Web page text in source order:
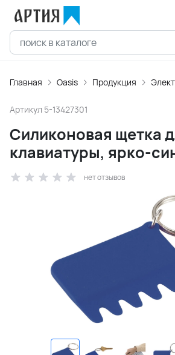
Главная Oasis Продукция
Артикул 5-13427301
Силиконовая щетка
клавиатуры, ярко-
нет отзывов